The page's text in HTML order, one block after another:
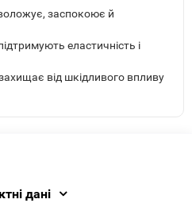
заспокоює й
еластичність і
від шкідливого впливу
дані